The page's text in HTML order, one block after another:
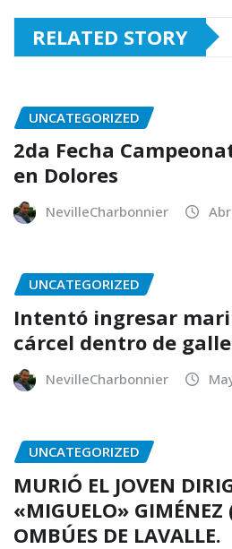
RELATED STORY
UNCATEGORIZED
2da Fecha
en Dolores
NevilleCharbonnier
UNCATEGORIZED
Intentó ingresar
cárcel dentro de
NevilleCharbonnier
UNCATEGORIZED
MURIÓ EL JOVEN
«MIGUELO» GIMÉNEZ
OMBÚES DE LAVALLE.